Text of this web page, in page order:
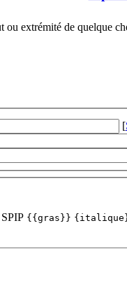
ou extrémité de quelque
[
{{gras}}